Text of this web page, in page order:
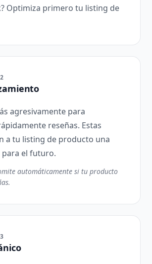
Optimiza primero tu listing de
agresivamente para
reseñas. Estas
a tu listing de producto una
para el futuro.
automáticamente si tu producto